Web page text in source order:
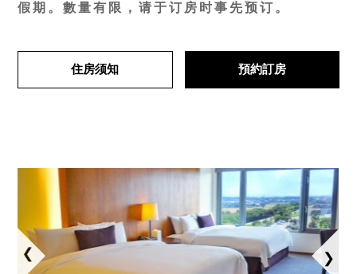
假期。數量有限，请于订房时事先预订。
住房须知 預約訂房